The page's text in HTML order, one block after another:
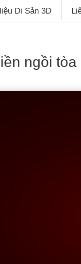
Di Sản 3D
ngồi tòa